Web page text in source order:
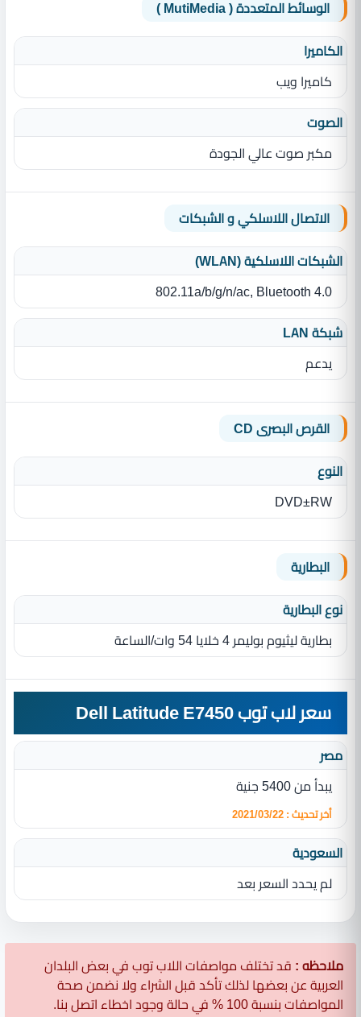
الوسائط المتعددة ( MutiMedia )
الكاميرا
كاميرا ويب
الصوت
مكبر صوت عالي الجودة
الاتصال اللاسلكي و الشبكات
الشبكات اللاسلكية (WLAN)
802.11a/b/g/n/ac, Bluetooth 4.0
شبكة LAN
يدعم
القرص البصرى CD
النوع
DVD±RW
البطارية
نوع البطارية‏
بطارية ليثيوم بوليمر 4 خلايا 54 وات/الساعة
سعر لاب توب Dell Latitude E7450
مصر
يبدأ من 5400 جنية
أخر تحديث : 2021/03/22
السعودية
لم يحدد السعر بعد
ملاحظه : قد تختلف مواصفات اللاب توب في بعض البلدان
العربية عن بعضها لذلك تأكد قبل الشراء ولا نضمن صحة
المواصفات بنسبة 100 % في حالة وجود اخطاء اتصل بنا.